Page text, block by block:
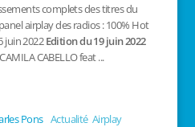
complets des titres du
airplay des radios : 100% Hot
juin 2022Edition du 19 juin 2022
CABELLO feat ...
Pons/ Actualité, Airplay